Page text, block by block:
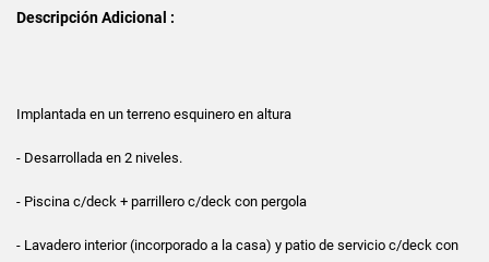
Descripción Adicional :
Implantada en un terreno esquinero en altura
- Desarrollada en 2 niveles.
- Piscina c/deck + parrillero c/deck con pergola
- Lavadero interior (incorporado a la casa) y patio de servicio c/deck con